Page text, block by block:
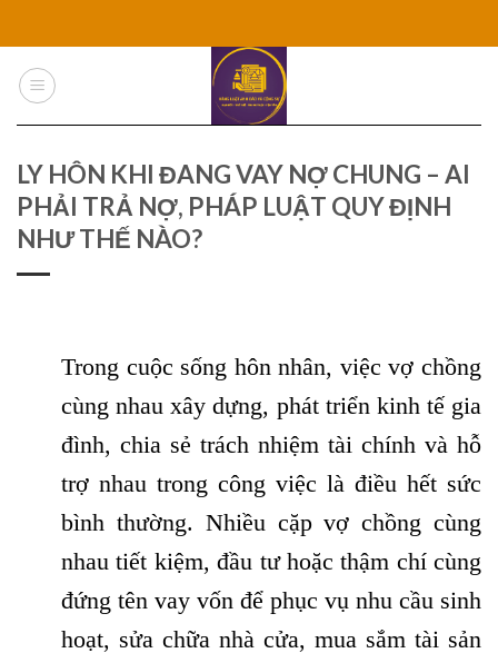
content
LY HÔN KHI ĐANG VAY NỢ CHUNG – AI
PHẢI TRẢ NỢ, PHÁP LUẬT QUY ĐỊNH
NHƯ THẾ NÀO?
Trong cuộc sống hôn nhân, việc vợ chồng
cùng nhau xây dựng, phát triển kinh tế gia
đình, chia sẻ trách nhiệm tài chính và hỗ
trợ nhau trong công việc là điều hết sức
bình thường. Nhiều cặp vợ chồng cùng
nhau tiết kiệm, đầu tư hoặc thậm chí cùng
đứng tên vay vốn để phục vụ nhu cầu sinh
hoạt, sửa chữa nhà cửa, mua sắm tài sản